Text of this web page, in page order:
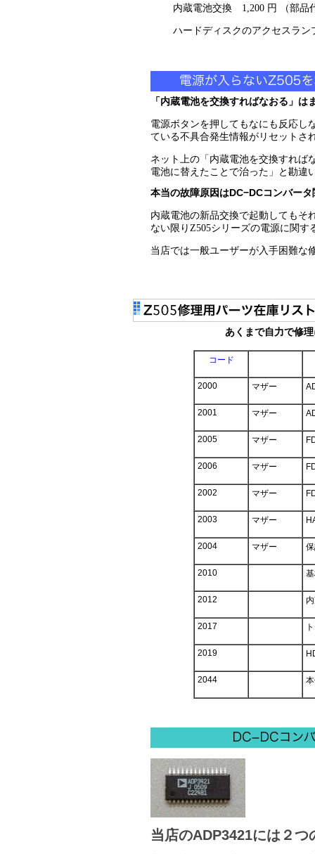
内蔵電池交換 1,200 円 （部品
ハードディスクのアクセスラン
「内蔵電池を交換すればなおる」は
電源ボタンを押してもなにも反応し
ている不具合発生情報がリセットさ
ネット上の「内蔵電池を交換すれば
電池に替えたことで治った」と勘違
本当の故障原因はDC−DCコンバー
内蔵電池の新品交換で起動してもそ
ない限りZ505シリーズの電源に関
当店では一般ユーザーが入手困難な
あくまで自力で修
コード
2000 マザー
2001 マザー
2005 マザー
2006 マザー
2002 マザー
2003 マザー
2004 マザー
2010
2012
2017
2019
2044
当店のADP3421には２